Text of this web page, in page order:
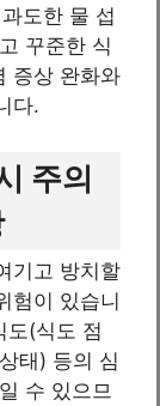
도한 물 섭
꾸준한 식
증상 완화와
다.
주의
기고 방치할
험이 있습니
도(식도 점
태) 등의 심
수 있으므